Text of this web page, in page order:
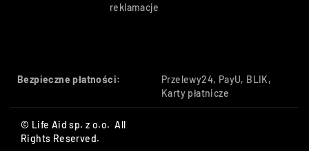
reklamacje
Bezpieczne płatności:
Przelewy24, PayU, BLIK,
Karty płatnicze
© Life Aid sp. z o.o. All
Rights Reserved.